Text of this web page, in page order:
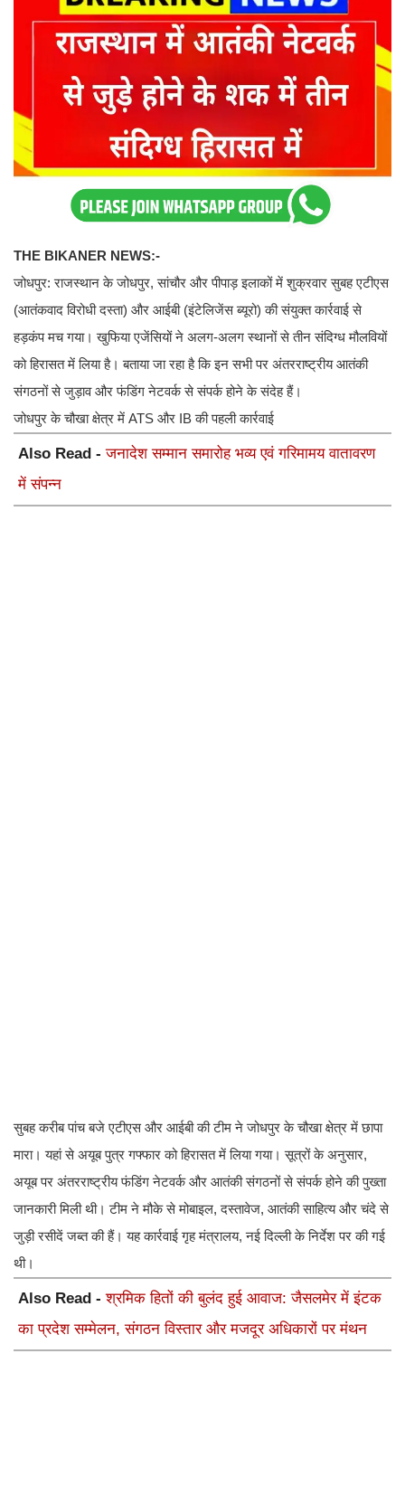
THE BIKANER NEWS:-
जोधपुर: राजस्थान के जोधपुर, सांचौर और पीपाड़ इलाकों में शुक्रवार सुबह एटीएस
(आतंकवाद विरोधी दस्ता) और आईबी (इंटेलिजेंस ब्यूरो) की संयुक्त कार्रवाई से
हड़कंप मच गया। खुफिया एजेंसियों ने अलग-अलग स्थानों से तीन संदिग्ध मौलवियों
को हिरासत में लिया है। बताया जा रहा है कि इन सभी पर अंतरराष्ट्रीय आतंकी
संगठनों से जुड़ाव और फंडिंग नेटवर्क से संपर्क होने के संदेह हैं।
जोधपुर के चौखा क्षेत्र में ATS और IB की पहली कार्रवाई
Also Read -जनादेश सम्मान समारोह भव्य एवं गरिमामय वातावरण
में संपन्न
सुबह करीब पांच बजे एटीएस और आईबी की टीम ने जोधपुर के चौखा क्षेत्र में छापा
मारा। यहां से अयूब पुत्र गफ्फार को हिरासत में लिया गया। सूत्रों के अनुसार,
अयूब पर अंतरराष्ट्रीय फंडिंग नेटवर्क और आतंकी संगठनों से संपर्क होने की पुख्ता
जानकारी मिली थी। टीम ने मौके से मोबाइल, दस्तावेज, आतंकी साहित्य और चंदे से
जुड़ी रसीदें जब्त की हैं। यह कार्रवाई गृह मंत्रालय, नई दिल्ली के निर्देश पर की गई
थी।
Also Read -श्रमिक हितों की बुलंद हुई आवाज: जैसलमेर में इंटक
का प्रदेश सम्मेलन, संगठन विस्तार और मजदूर अधिकारों पर मंथन